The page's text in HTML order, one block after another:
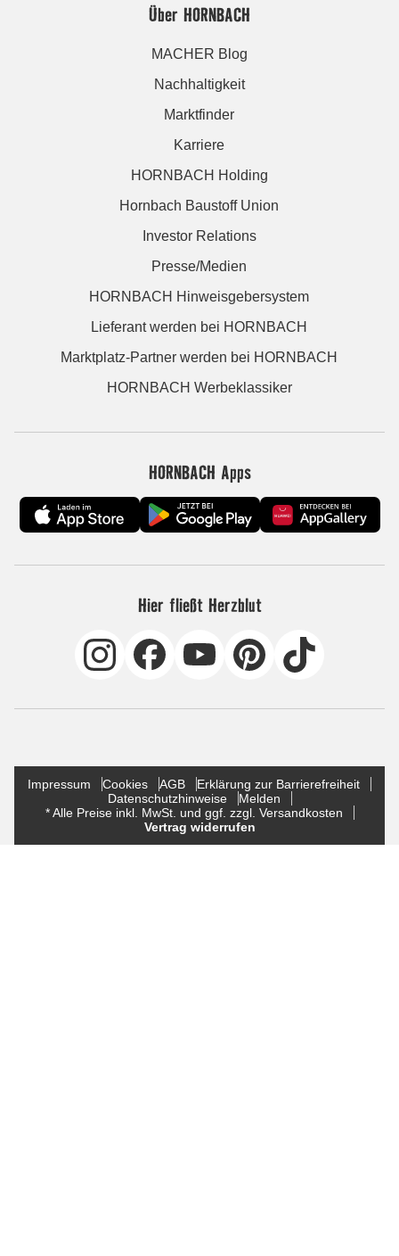
Über HORNBACH
MACHER Blog
Nachhaltigkeit
Marktfinder
Karriere
HORNBACH Holding
Hornbach Baustoff Union
Investor Relations
Presse/Medien
HORNBACH Hinweisgebersystem
Lieferant werden bei HORNBACH
Marktplatz-Partner werden bei HORNBACH
HORNBACH Werbeklassiker
HORNBACH Apps
Hier fließt Herzblut
Impressum Cookies AGB
Erklärung zur Barrierefreiheit
Datenschutzhinweise
Melden
* Alle Preise inkl. MwSt. und ggf. zzgl. Versandkosten
Vertrag widerrufen